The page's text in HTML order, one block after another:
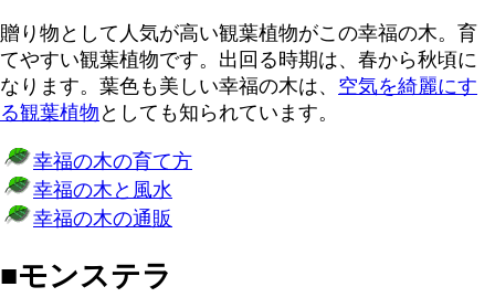
贈り物として人気が高い観葉植物がこの幸福の木。育
てやすい観葉植物です。出回る時期は、春から秋頃に
なります。葉色も美しい幸福の木は、 空気を綺麗にす
る観葉植物 としても知られています。
幸福の木の育て方
幸福の木と風水
幸福の木の通販
■モンステラ